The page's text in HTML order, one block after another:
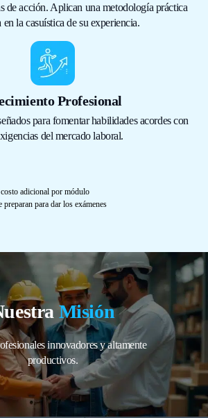
de acción. Aplican una metodología práctica
en la casuística de su experiencia.
Profesional
para fomentar habilidades acordes con
del mercado laboral.
adicional por módulo
para dar los exámenes
Misión
innovadores y altamente
productivos.